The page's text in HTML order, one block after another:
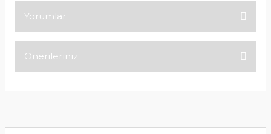
Yorumlar
Önerileriniz